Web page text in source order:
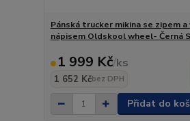
Pánská trucker mikina se zipem a
nápisem Oldskool wheel- Černá S
1 999 Kč/ks
1 652 Kčbez DPH
Přidat do